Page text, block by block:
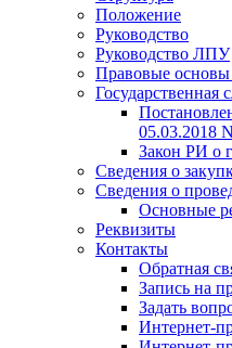
Положение
Руководство
Руководство ЛПУ
Правовые основы
Государственная
05.03.2018
Закон РИ о
Сведения о
Сведения о
Основные
Реквизиты
Контакты
Обратная
Запись на
Задать
Интернет-